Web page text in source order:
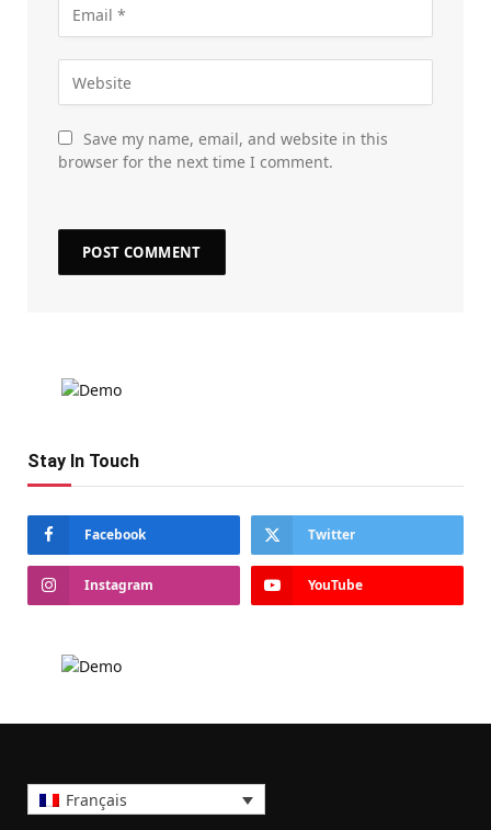
Save my name, email, and website in this
browser for the next time I comment.
Stay In Touch
Facebook Twitter
Instagram YouTube
Français